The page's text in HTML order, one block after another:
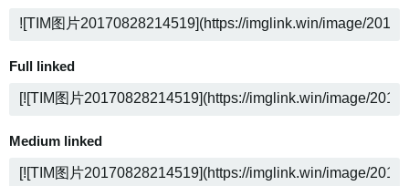
Full linked
Medium linked